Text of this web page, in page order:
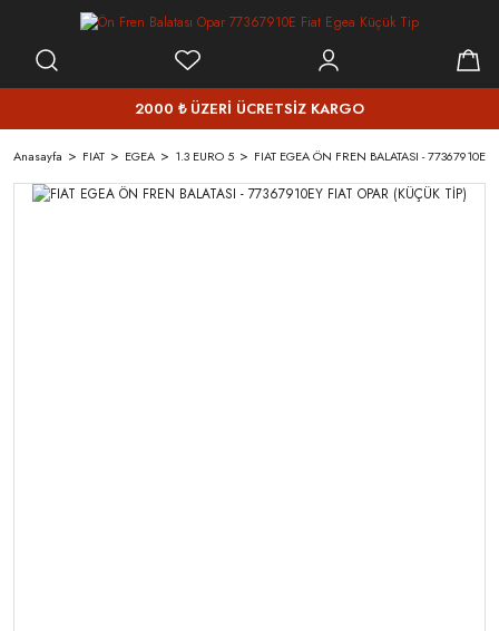
2000 ₺ ÜZERİ ÜCRETSİZ KARGO
Anasayfa FIAT EGEA 1.3 EURO 5 FIAT EGEA ÖN FREN BALATASI - 77367910EY